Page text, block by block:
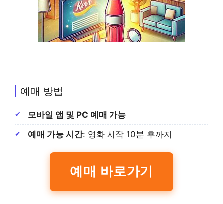
예매 방법
모바일 앱 및 PC 예매 가능
예매 가능 시간: 영화 시작 10분 후까지
예매 바로가기